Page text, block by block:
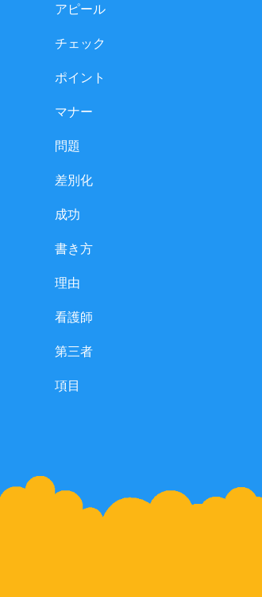
アピール
チェック
ポイント
マナー
問題
差別化
成功
書き方
理由
看護師
第三者
項目